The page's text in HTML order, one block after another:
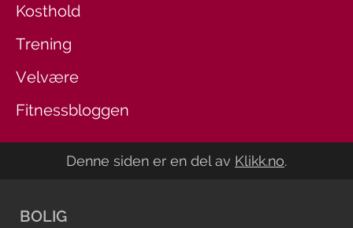
Kosthold
Trening
Velvære
Fitnessbloggen
Denne siden er en del av Klikk.no.
BOLIG